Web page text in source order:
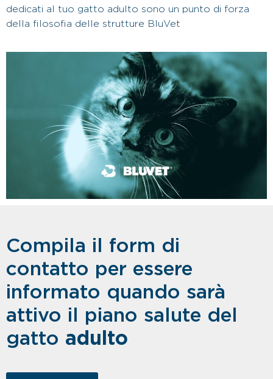
dedicati al tuo gatto adulto sono un punto di forza
della filosofia delle strutture BluVet
Compila il form di
contatto per essere
informato quando sarà
attivo il piano salute del
gatto adulto